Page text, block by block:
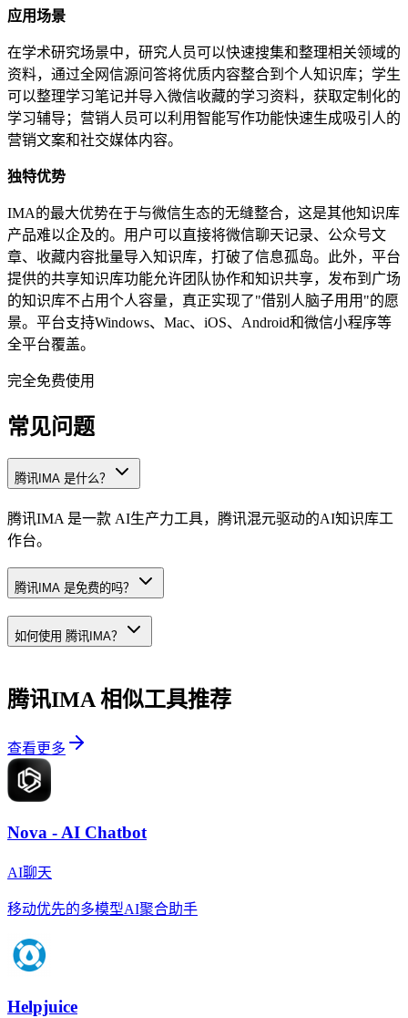
应用场景
在学术研究场景中，研究人员可以快速搜集和整理相关领域的
资料，通过全网信源问答将优质内容整合到个人知识库；学生
可以整理学习笔记并导入微信收藏的学习资料，获取定制化的
学习辅导；营销人员可以利用智能写作功能快速生成吸引人的
营销文案和社交媒体内容。
独特优势
IMA的最大优势在于与微信生态的无缝整合，这是其他知识库
产品难以企及的。用户可以直接将微信聊天记录、公众号文
章、收藏内容批量导入知识库，打破了信息孤岛。此外，平台
提供的共享知识库功能允许团队协作和知识共享，发布到广场
的知识库不占用个人容量，真正实现了"借别人脑子用用"的愿
景。平台支持Windows、Mac、iOS、Android和微信小程序等
全平台覆盖。
完全免费使用
常见问题
腾讯IMA 是什么？
腾讯IMA 是一款 AI生产力工具，腾讯混元驱动的AI知识库工
作台。
腾讯IMA 是免费的吗？
如何使用 腾讯IMA？
腾讯IMA相似工具推荐
查看更多
Nova - AI Chatbot
AI聊天
移动优先的多模型AI聚合助手
Helpjuice